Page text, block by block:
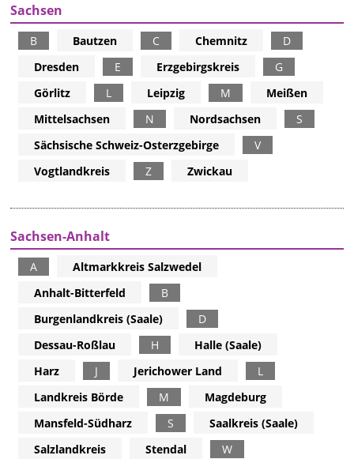
Sachsen
B Bautzen C Chemnitz
D
Dresden
E Erzgebirgskreis
G
Görlitz
L Leipzig M
Meißen
Mittelsachsen
N Nordsachsen
S
Sächsische Schweiz-Osterzgebirge
V
Vogtlandkreis
Z Zwickau
Sachsen-Anhalt
A
Altmarkkreis Salzwedel
Anhalt-Bitterfeld
B
Burgenlandkreis (Saale)
D
Dessau-Roßlau
H
Halle (Saale)
Harz
J Jerichower Land
L
Landkreis Börde
M
Magdeburg
Mansfeld-Südharz
S
Saalkreis (Saale)
Salzlandkreis
Stendal
W